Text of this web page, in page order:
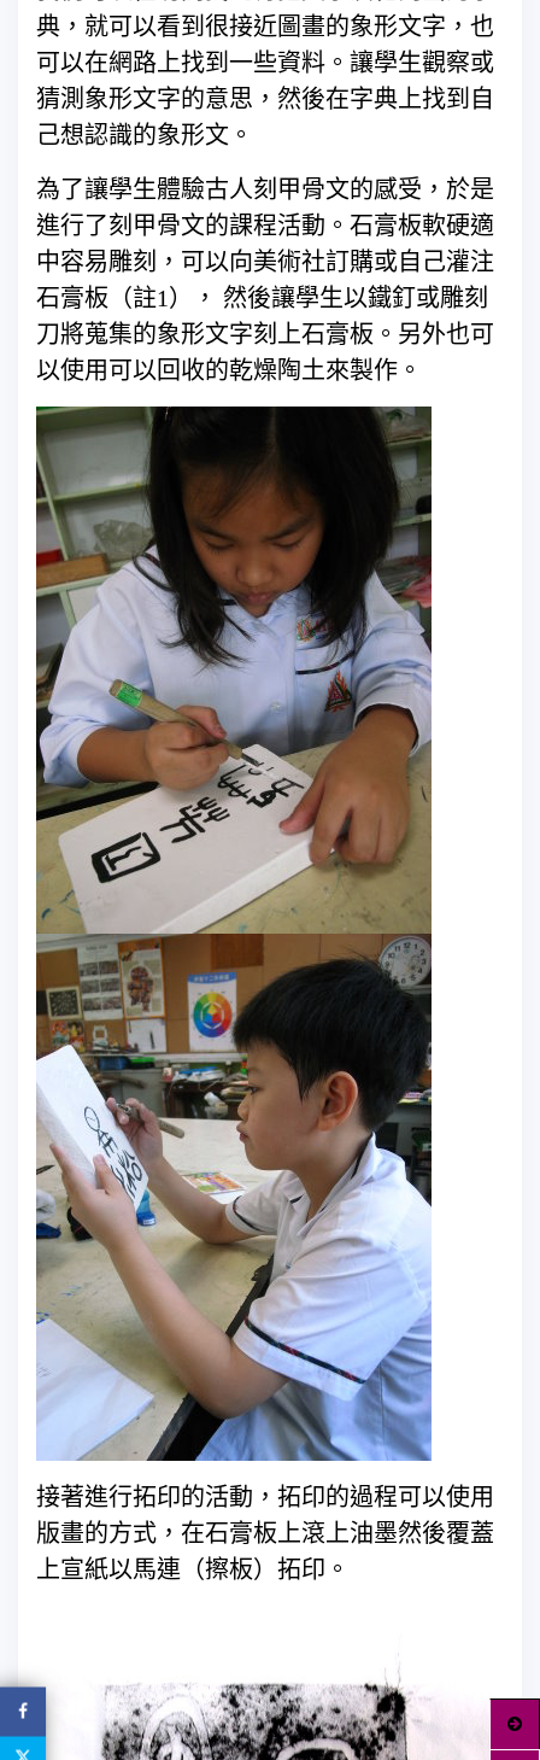
典，就可以看到很接近圖畫的象形文字，也
可以在網路上找到一些資料。讓學生觀察或
猜測象形文字的意思，然後在字典上找到自
己想認識的象形文。
為了讓學生體驗古人刻甲骨文的感受，於是
進行了刻甲骨文的課程活動。石膏板軟硬適
中容易雕刻，可以向美術社訂購或自己灌注
石膏板（註1）， 然後讓學生以鐵釘或雕刻
刀將蒐集的象形文字刻上石膏板。另外也可
以使用可以回收的乾燥陶土來製作。
接著進行拓印的活動，拓印的過程可以使用
版畫的方式，在石膏板上滾上油墨然後覆蓋
上宣紙以馬連（擦板）拓印。